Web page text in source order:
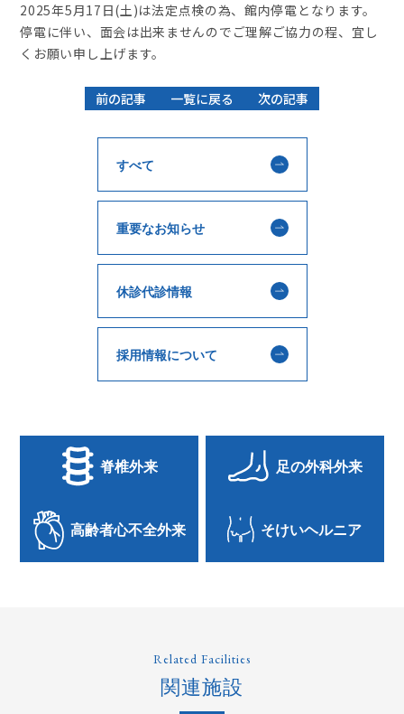
2025年5月17日(土)は法定点検の為、館内停電となります。
停電に伴い、面会は出来ませんのでご理解ご協力の程、宜し
くお願い申し上げます。
前の記事 一覧に戻る 次の記事
すべて
重要なお知らせ
休診代診情報
採用情報について
脊椎外来 足の外科外来
高齢者心不全外来 そけいヘルニア
Related Facilities
関連施設